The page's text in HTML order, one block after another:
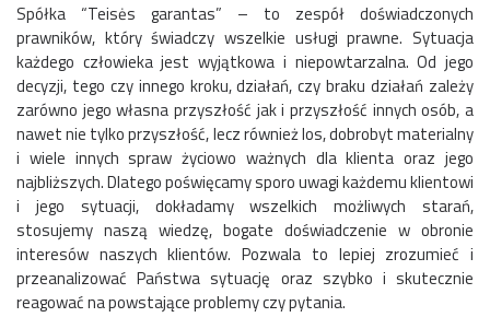
Spółka “Teisės garantas” – to zespół doświadczonych
prawników, który świadczy wszelkie usługi prawne. Sytuacja
każdego człowieka jest wyjątkowa i niepowtarzalna. Od jego
decyzji, tego czy innego kroku, działań, czy braku działań zależy
zarówno jego własna przyszłość jak i przyszłość innych osób, a
nawet nie tylko przyszłość, lecz również los, dobrobyt materialny
i wiele innych spraw życiowo ważnych dla klienta oraz jego
najbliższych. Dlatego poświęcamy sporo uwagi każdemu klientowi
i jego sytuacji, dokładamy wszelkich możliwych starań,
stosujemy naszą wiedzę, bogate doświadczenie w obronie
interesów naszych klientów. Pozwala to lepiej zrozumieć i
przeanalizować Państwa sytuację oraz szybko i skutecznie
reagować na powstające problemy czy pytania.